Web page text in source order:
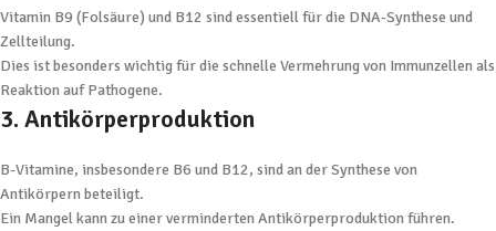
Vitamin B9 (Folsäure) und B12 sind essentiell für die DNA-Synthese und
Zellteilung.
Dies ist besonders wichtig für die schnelle Vermehrung von Immunzellen als
Reaktion auf Pathogene.
3. Antikörperproduktion
B-Vitamine, insbesondere B6 und B12, sind an der Synthese von
Antikörpern beteiligt.
Ein Mangel kann zu einer verminderten Antikörperproduktion führen.